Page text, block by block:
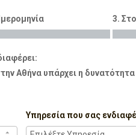
3.
Αθήνα υπάρχει η
Υπηρεσία που σας